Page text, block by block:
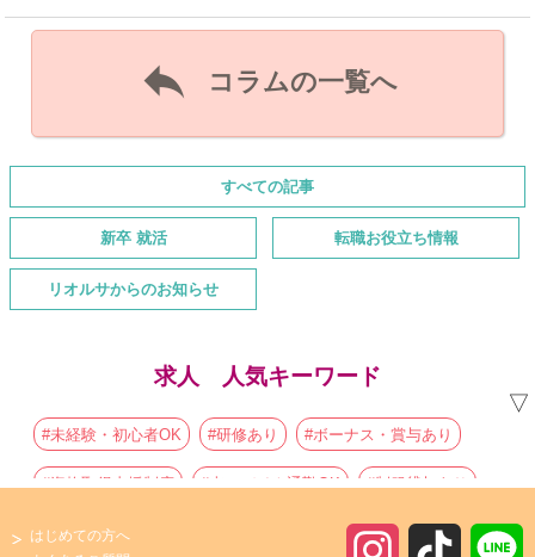
 コラムの一覧へ
すべての記事
新卒 就活 転職お役立ち情報
リオルサからのお知らせ
求人 人気キーワード
▽
#未経験・初心者OK #研修あり #ボーナス・賞与あり
#資格取得支援制度 #車・バイク通勤OK #制服貸与あり
#朝からの仕事 #初心者歓迎
はじめての方へ